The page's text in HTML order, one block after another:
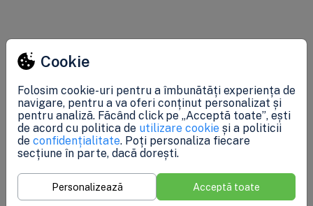
Specificații
Caracteristici generale
Greutate pachet 0.4 kg
Dimensiuni pachet 25 x 18 x 10 cm
Cookie
Folosim cookie-uri pentru a îmbunătăți experiența de
navigare, pentru a va oferi conținut personalizat și
pentru analiză. Făcând click pe „Acceptă toate”, ești
de acord cu politica de utilizare cookie și a politicii
de confidențialitate. Poți personaliza fiecare
secțiune în parte, dacă dorești.
Personalizează Acceptă toate